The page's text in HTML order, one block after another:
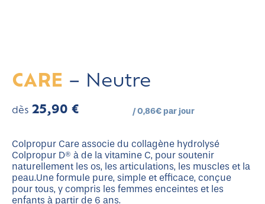
CARE – Neutre
dès 25,90 € / 0,86€ par jour
Colpropur Care associe du collagène hydrolysé
Colpropur D® à de la vitamine C, pour soutenir
naturellement les os, les articulations, les muscles et la
peau.Une formule pure, simple et efficace, conçue
pour tous, y compris les femmes enceintes et les
enfants à partir de 6 ans.